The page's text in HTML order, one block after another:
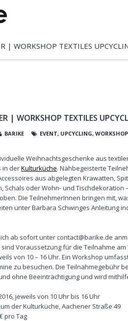
| WORKSHOP TEXTILES
| WORKSHOP TEXTILES
BARIKE EVENT, UPCYCLING, WORKSHOP
Weihnachtsgeschenke aus
in derKulturküche. Nähbegeisterte
aus abgelegten Krawatten,
Schals oder Wohn- und
Die TeilnehmerInnen bringen mit,
unter Barbara Schwinges Anleitung
ab sofort unter contact@barike.de
Voraussetzung für die Teilnahme
von 10 – 16 Uhr. Ein Workshop
zu besuchen. Die Teilnahmegebühr
ohne Beeinträchtigung und wird
jeweils von 10 Uhr bis 16 Uhr
der Kulturküche, Aachener Straße 49
pro Tag